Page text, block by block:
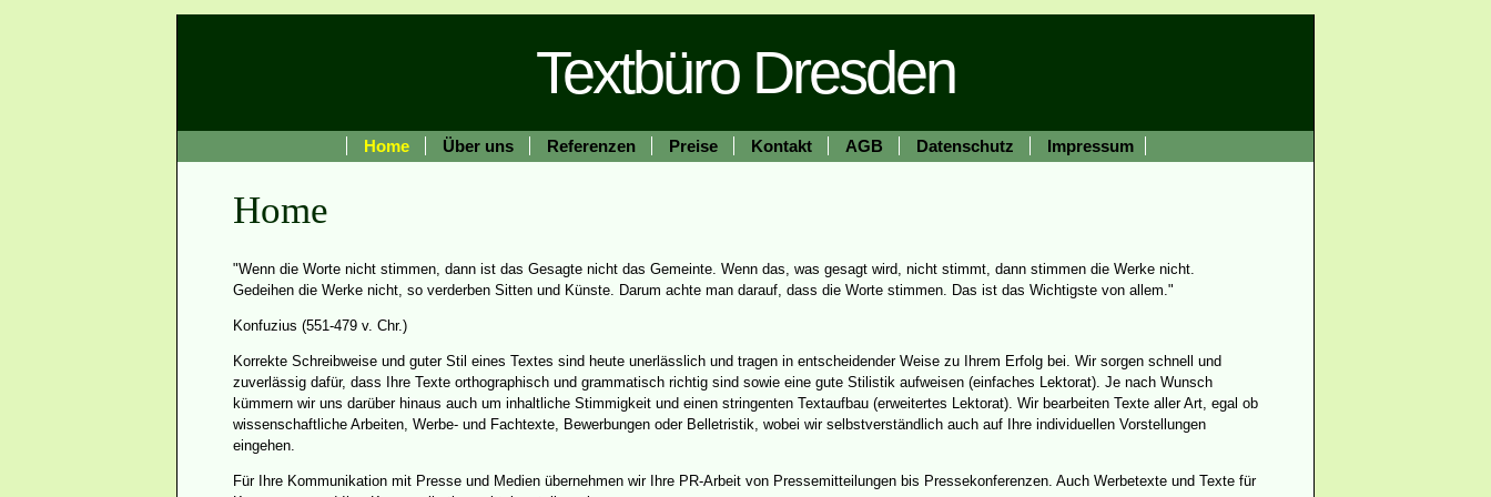
Textbüro Dresden
Home Über uns Referenzen Preise Kontakt AGB Datenschutz Impressum
Home
"Wenn die Worte nicht stimmen, dann ist das Gesagte nicht das Gemeinte. Wenn das, was gesagt wird, nicht stimmt, dann stimmen die Werke nicht.
Gedeihen die Werke nicht, so verderben Sitten und Künste. Darum achte man darauf, dass die Worte stimmen. Das ist das Wichtigste von allem."
Konfuzius (551-479 v. Chr.)
Korrekte Schreibweise und guter Stil eines Textes sind heute unerlässlich und tragen in entscheidender Weise zu Ihrem Erfolg bei. Wir sorgen schnell und
zuverlässig dafür, dass Ihre Texte orthographisch und grammatisch richtig sind sowie eine gute Stilistik aufweisen (einfaches Lektorat). Je nach Wunsch
kümmern wir uns darüber hinaus auch um inhaltliche Stimmigkeit und einen stringenten Textaufbau (erweitertes Lektorat). Wir bearbeiten Texte aller Art, egal ob
wissenschaftliche Arbeiten, Werbe- und Fachtexte, Bewerbungen oder Belletristik, wobei wir selbstverständlich auch auf Ihre individuellen Vorstellungen
eingehen.
Für Ihre Kommunikation mit Presse und Medien übernehmen wir Ihre PR-Arbeit von Pressemitteilungen bis Pressekonferenzen. Auch Werbetexte und Texte für